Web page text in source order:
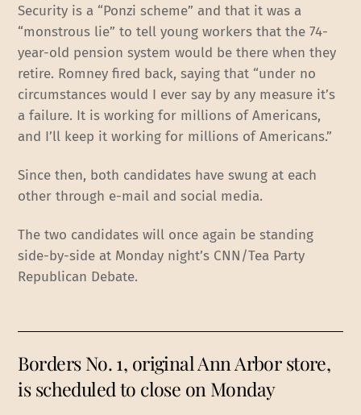
Security is a “Ponzi scheme” and that it was a
“monstrous lie” to tell young workers that the 74-
year-old pension system would be there when they
retire. Romney fired back, saying that “under no
circumstances would I ever say by any measure it’s
a failure. It is working for millions of Americans,
and I’ll keep it working for millions of Americans.”
Since then, both candidates have swung at each
other through e-mail and social media.
The two candidates will once again be standing
side-by-side at Monday night’s CNN/Tea Party
Republican Debate.
Borders No. 1, original Ann Arbor store,
is scheduled to close on Monday